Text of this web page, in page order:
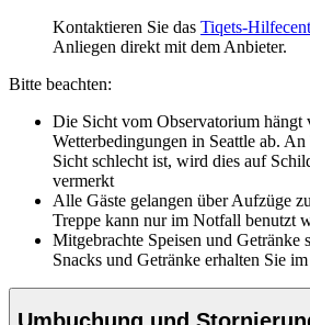
Kontaktieren Sie das Tiqets-
Anliegen direkt mit dem Anbieter.
Bitte beachten:
Die Sicht vom Observatorium hängt
Wetterbedingungen in Seattle ab.
Sicht schlecht ist, wird dies auf
vermerkt
Alle Gäste gelangen über Aufzüge
Treppe kann nur im Notfall benutzt
Mitgebrachte Speisen und Getränke
Snacks und Getränke erhalten Sie